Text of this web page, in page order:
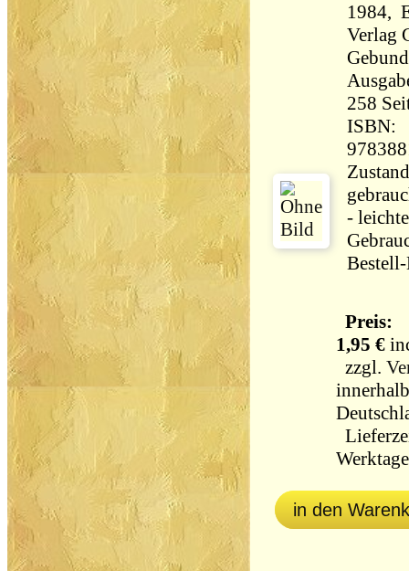
1984,
Verlag
258 Seiten
ISBN:
- leichte
Preis:
1,95 €
zzgl.
innerhalb
in den